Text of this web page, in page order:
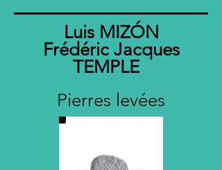
Luis MIZÓN
Frédéric Jacques
TEMPLE
Pierres levées